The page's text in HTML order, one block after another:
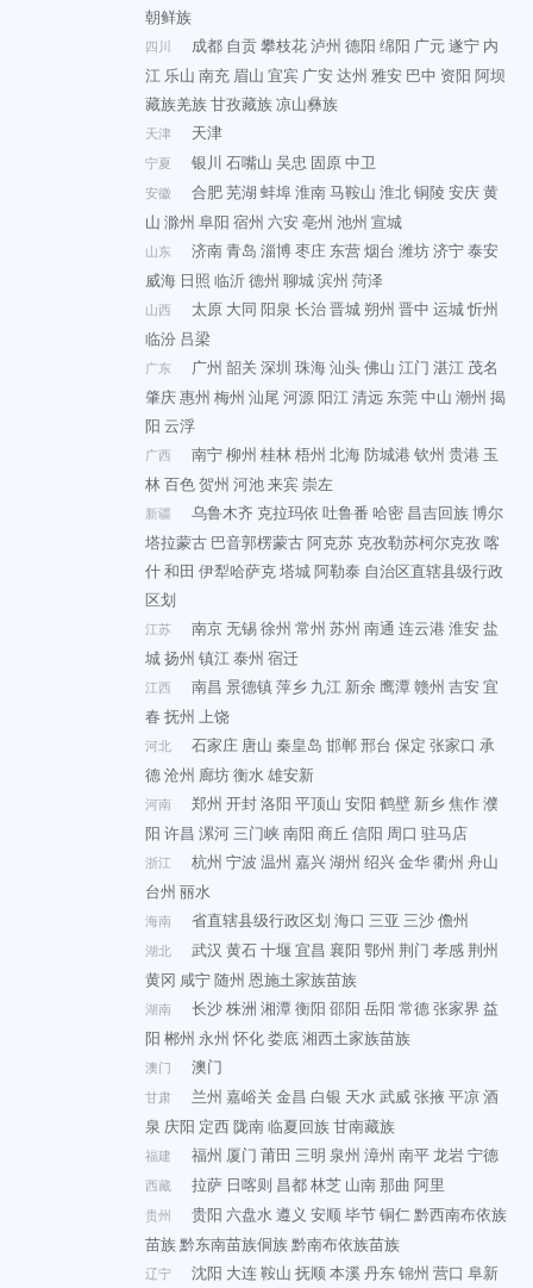
朝鲜族
四川 成都 自贡攀枝花泸州 德阳 绵阳 广元遂宁 内
江 乐山 南充 眉山 宜宾 广安达州 雅安 巴中 资阳 阿坝
藏族羌族甘孜藏族凉山彝族
天津 天津
宁夏 银川 石嘴山 吴忠 固原中卫
安徽 合肥芜湖 蚌埠淮南马鞍山 淮北铜陵 安庆黄
山 滁州 阜阳 宿州 六安亳州 池州 宣城
山东 济南青岛 淄博枣庄 东营烟台 潍坊济宁泰安
威海 日照 临沂德州 聊城滨州 菏泽
山西 太原 大同 阳泉 长治晋城朔州 晋中 运城忻州
临汾 吕梁
广东 广州 韶关 深圳 珠海汕头佛山 江门 湛江 茂名
肇庆惠州 梅州 汕尾 河源阳江清远 东莞中山 潮州 揭
阳 云浮
广西 南宁柳州 桂林梧州 北海防城港钦州 贵港 玉
林百色贺州 河池来宾崇左
新疆 乌鲁木齐 克拉玛依 吐鲁番 哈密 昌吉回族博尔
塔拉蒙古 巴音郭楞蒙古阿克苏 克孜勒苏柯尔克孜喀
什和田 伊犁哈萨克塔城阿勒泰 自治区直辖县级行政
区划
江苏 南京无锡徐州 常州 苏州 南通 连云港淮安盐
城扬州 镇江泰州 宿迁
江西 南昌 景德镇萍乡 九江 新余鹰潭赣州 吉安宜
春 抚州 上饶
河北 石家庄 唐山 秦皇岛 邯郸邢台 保定 张家口 承
德沧州 廊坊衡水雄安新
河南 郑州 开封洛阳 平顶山 安阳 鹤壁 新乡焦作濮
阳 许昌 漯河三门峡南阳 商丘 信阳 周口 驻马店
浙江 杭州 宁波 温州 嘉兴湖州 绍兴金华衢州 舟山
台州 丽水
海南 省直辖县级行政区划 海口 三亚 三沙儋州
湖北 武汉 黄石十堰 宜昌 襄阳 鄂州 荆门 孝感荆州
黄冈 咸宁随州 恩施土家族苗族
湖南 长沙株洲 湘潭衡阳 邵阳 岳阳 常德张家界 益
阳 郴州 永州 怀化娄底湘西土家族苗族
澳门 澳门
甘肃 兰州 嘉峪关 金昌 白银 天水武威张掖平凉酒
泉 庆阳 定西陇南临夏回族甘南藏族
福建 福州 厦门 莆田 三明 泉州 漳州 南平龙岩宁德
西藏 拉萨 日喀则 昌都林芝 山南那曲 阿里
贵州 贵阳 六盘水遵义 安顺毕节铜仁黔西南布依族
苗族黔东南苗族侗族黔南布依族苗族
辽宁 沈阳 大连鞍山 抚顺本溪丹东锦州 营口 阜新